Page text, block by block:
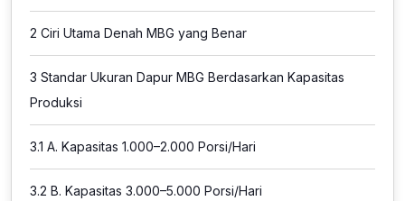
2 Ciri Utama Denah MBG yang Benar
3 Standar Ukuran Dapur MBG Berdasarkan Kapasitas
Produksi
3.1 A. Kapasitas 1.000–2.000 Porsi/Hari
3.2 B. Kapasitas 3.000–5.000 Porsi/Hari